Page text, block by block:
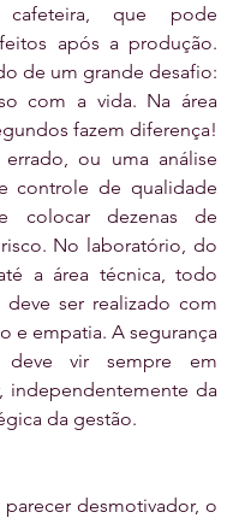
que pode
após a produção.
de um grande desafio:
com a vida. Na área
fazem diferença!
ou uma análise
controle de qualidade
colocar dezenas de
No laboratório, do
a área técnica, todo
ser realizado com
e empatia. A segurança
vir sempre em
independentemente da
da gestão.
parecer desmotivador, o